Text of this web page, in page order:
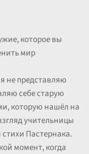
которое вы
мир
не представляю
себе старую
которую нашёл на
учительницы
Пастернака.
момент, когда